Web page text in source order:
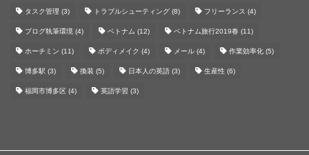
タスク管理 (3) トラブルシューティング (8) フリーランス (4)
ブログ執筆環境 (4) ベトナム (12) ベトナム旅行2019春 (11)
ホーチミン (11) ボディメイク (4) メール (4) 作業効率化 (5)
博多駅 (3) 換装 (5) 日本人の英語 (3) 生産性 (6)
福岡市博多区 (4) 英語学習 (3)